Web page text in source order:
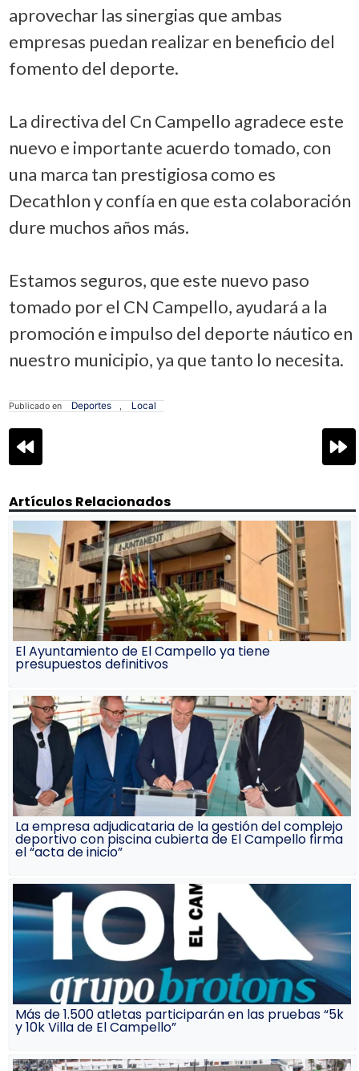
aprovechar las sinergias que ambas
empresas puedan realizar en beneficio del
fomento del deporte.
La directiva del Cn Campello agradece este
nuevo e importante acuerdo tomado, con
una marca tan prestigiosa como es
Decathlon y confía en que esta colaboración
dure muchos años más.
Estamos seguros, que este nuevo paso
tomado por el CN Campello, ayudará a la
promoción e impulso del deporte náutico en
nuestro municipio, ya que tanto lo necesita.
Publicado en Deportes , Local
Navegación
de
Artículos Relacionados
El Ayuntamiento de El Campello ya tiene
presupuestos definitivos
La empresa adjudicataria de la gestión del complejo
deportivo con piscina cubierta de El Campello firma
el “acta de inicio”
Más de 1.500 atletas participarán en las pruebas “5k
y 10k Villa de El Campello”